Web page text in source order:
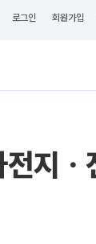
로그인 회원가입
전지